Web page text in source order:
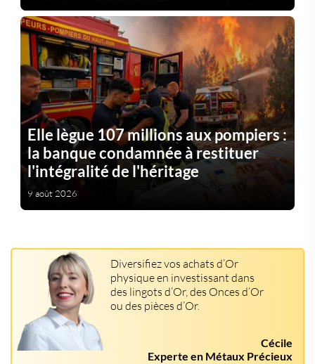
Elle lègue 107 millions aux pompiers :
la banque condamnée à restituer
l'intégralité de l'héritage
9 août 2026
Diversifiez vos achats d’Or
physique en investissant dans
des lingots d’Or, des Onces d’Or
ou des pièces d’Or.
Cécile
Experte en Métaux Précieux